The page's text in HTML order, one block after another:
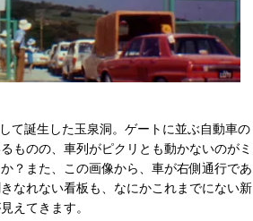
て誕生した玉泉洞。ゲートに並ぶ自動車の
ものの、車列がピクリとも動かないのがミ
？また、この画像から、車が右側通行であ
なれない看板も、なにかこれまでにない新
えてきます。